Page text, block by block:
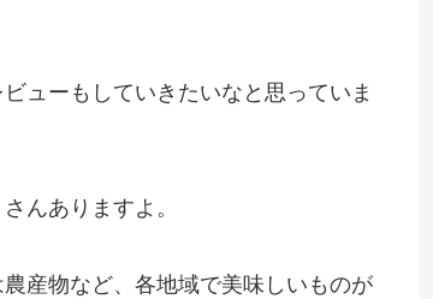
ューもしていきたいなと思っていま
んありますよ。
産物など、各地域で美味しいものが